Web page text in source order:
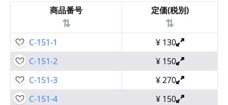
商品番号
⇅
定価(税別)
⇅
C-151-1 ¥ 130
C-151-2
¥ 150
C-151-3
¥270
C-151-4
¥ 150